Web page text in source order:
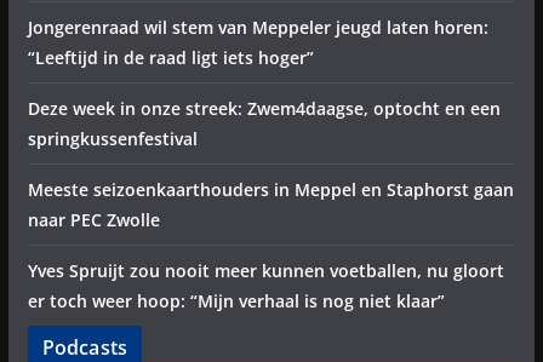
Jongerenraad wil stem van Meppeler jeugd laten horen:
“Leeftijd in de raad ligt iets hoger”
Deze week in onze streek: Zwem4daagse, optocht en een
springkussenfestival
Meeste seizoenkaarthouders in Meppel en Staphorst gaan
naar PEC Zwolle
Yves Spruijt zou nooit meer kunnen voetballen, nu gloort
er toch weer hoop: “Mijn verhaal is nog niet klaar”
Podcasts